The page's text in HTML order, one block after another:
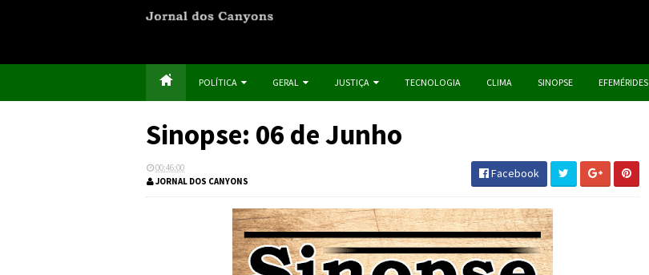
POLÍTICA GERAL JUSTIÇA TECNOLOGIA CLIMA SINOPSE EFEMÉRIDES
Sinopse: 06 de Junho
00:46:00
JORNAL DOS CANYONS
Facebook